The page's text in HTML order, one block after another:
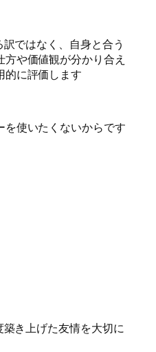
ではなく、自身と合う
や価値観が分かり合え
的に評価します
を使いたくないからです
き上げた友情を大切に